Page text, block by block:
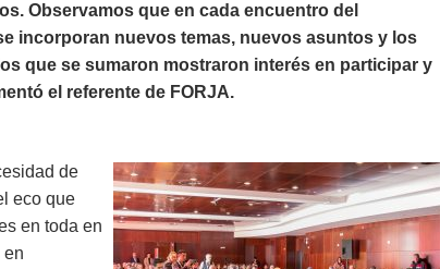
Observamos que en cada encuentro del
incorporan nuevos temas, nuevos asuntos y los
que se sumaron mostraron interés en participar y
el referente de FORJA.
de
eco que
en toda en
en